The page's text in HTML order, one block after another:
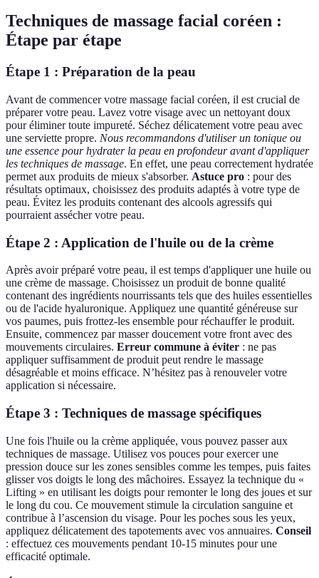
Techniques de massage facial coréen :
Étape par étape
Étape 1 : Préparation de la peau
Avant de commencer votre massage facial coréen, il est crucial de
préparer votre peau. Lavez votre visage avec un nettoyant doux
pour éliminer toute impureté. Séchez délicatement votre peau avec
une serviette propre. Nous recommandons d'utiliser un tonique ou
une essence pour hydrater la peau en profondeur avant d'appliquer
les techniques de massage. En effet, une peau correctement hydratée
permet aux produits de mieux s'absorber. Astuce pro : pour des
résultats optimaux, choisissez des produits adaptés à votre type de
peau. Évitez les produits contenant des alcools agressifs qui
pourraient assécher votre peau.
Étape 2 : Application de l'huile ou de la crème
Après avoir préparé votre peau, il est temps d'appliquer une huile ou
une crème de massage. Choisissez un produit de bonne qualité
contenant des ingrédients nourrissants tels que des huiles essentielles
ou de l'acide hyaluronique. Appliquez une quantité généreuse sur
vos paumes, puis frottez-les ensemble pour réchauffer le produit.
Ensuite, commencez par masser doucement votre front avec des
mouvements circulaires. Erreur commune à éviter : ne pas
appliquer suffisamment de produit peut rendre le massage
désagréable et moins efficace. N’hésitez pas à renouveler votre
application si nécessaire.
Étape 3 : Techniques de massage spécifiques
Une fois l'huile ou la crème appliquée, vous pouvez passer aux
techniques de massage. Utilisez vos pouces pour exercer une
pression douce sur les zones sensibles comme les tempes, puis faites
glisser vos doigts le long des mâchoires. Essayez la technique du «
Lifting » en utilisant les doigts pour remonter le long des joues et sur
le long du cou. Ce mouvement stimule la circulation sanguine et
contribue à l’ascension du visage. Pour les poches sous les yeux,
appliquez délicatement des tapotements avec vos annuaires. Conseil
: effectuez ces mouvements pendant 10-15 minutes pour une
efficacité optimale.